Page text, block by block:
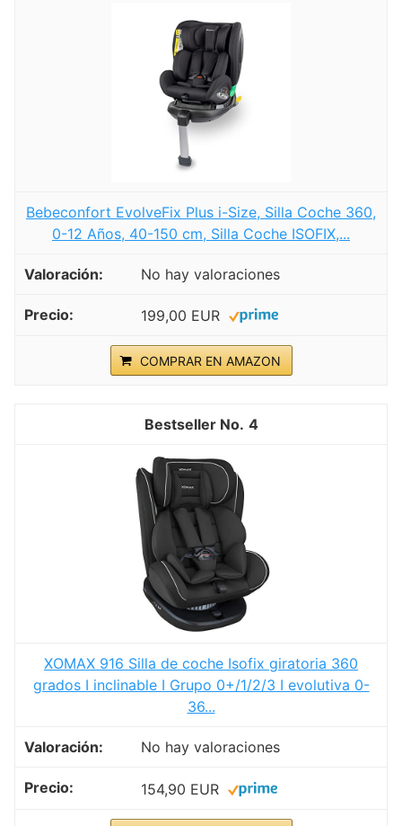
Bebeconfort EvolveFix Plus i-Size, Silla Coche 360,
0-12 Años, 40-150 cm, Silla Coche ISOFIX,...
No hay valoraciones
199,00 EUR
COMPRAR EN AMAZON
4
XOMAX 916 Silla de coche Isofix giratoria 360
grados I inclinable I Grupo 0+/1/2/3 I evolutiva 0-
36...
No hay valoraciones
154,90 EUR